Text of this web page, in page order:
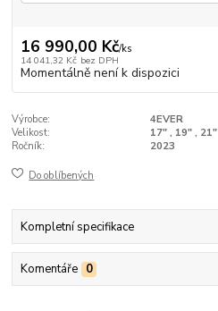
16 990,00 Kč/ks
14 041,32 Kč bez DPH
Momentálně není k dispozici
Výrobce:
4EVER
Velikost:
17" , 19" , 21"
Ročník:
2023
Do oblíbených
Kompletní specifikace
Komentáře 0